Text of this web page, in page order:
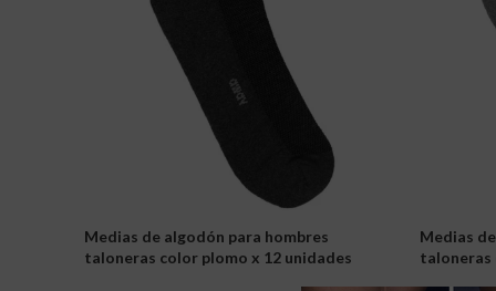
Medias de algodón para hombres
taloneras color plomo x 12 unidades
Medias
taloneras